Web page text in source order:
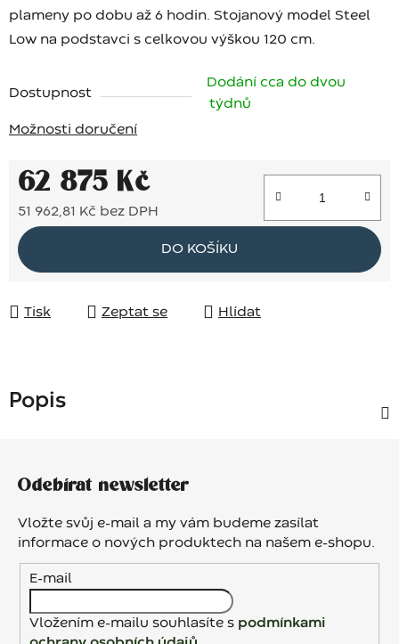
plameny po dobu až 6 hodin. Stojanový model Steel
Low na podstavci s celkovou výškou 120 cm.
Dostupnost
Dodání cca do dvou
týdnů
Možnosti doručení
62 875 Kč
51 962,81 Kč bez DPH
Měrná cena:
DO KOŠÍKU
Tisk Zeptat se Hlídat
Popis
Odebírat newsletter
Vložte svůj e-mail a my vám budeme zasílat
informace o nových produktech na našem e-shopu.
E-mail
Vložením e-mailu souhlasíte s podmínkami